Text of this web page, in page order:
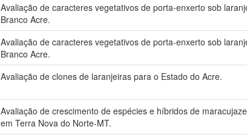
Avaliação de caracteres vegetativos de porta-enxerto sob
Branco Acre.
Avaliação de caracteres vegetativos de porta-enxerto sob
Branco Acre.
Avaliação de clones de laranjeiras para o Estado do Acre.
Avaliação de crescimento de espécies e híbridos de
em Terra Nova do Norte-MT.